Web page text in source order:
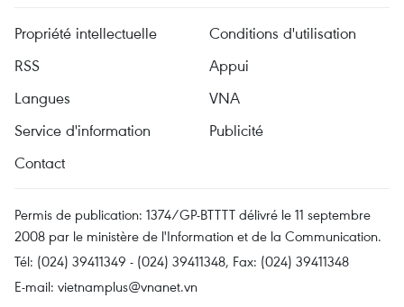
Propriété intellectuelle
Conditions d'utilisation
RSS
Appui
Langues
VNA
Service d'information
Publicité
Contact
Permis de publication: 1374/GP-BTTTT délivré le 11 septembre
2008 par le ministère de l'Information et de la Communication.
Tél: (024) 39411349 - (024) 39411348, Fax: (024) 39411348
E-mail: vietnamplus@vnanet.vn